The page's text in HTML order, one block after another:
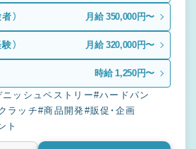
） 月給 350,000円〜
） 月給 320,000円〜
時給 1,250円〜
ニッシュペストリー#ハードパン
ラッチ#商品開発#販促・企画
ト